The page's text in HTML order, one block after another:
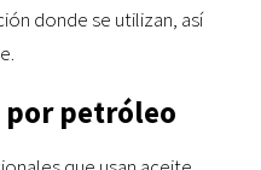
donde se utilizan, así
petróleo